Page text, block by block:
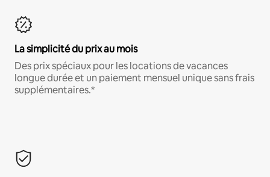
La simplicité du prix au mois
Des prix spéciaux pour les locations de vacances
longue durée et un paiement mensuel unique sans frais
supplémentaires.*